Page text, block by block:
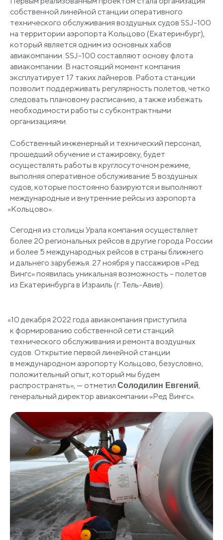
собственной линейной станции оперативного
технического обслуживания воздушных судов SSJ-100
на территории аэропорта Кольцово (Екатеринбург),
который является одним из основных хабов
авиакомпании. SSJ-100 составляют основу флота
авиакомпании. В настоящий момент компания
эксплуатирует 17 таких лайнеров. Работа станции
позволит поддерживать регулярность полетов, четко
следовать плановому расписанию, а также избежать
необходимости работы с субконтрактными
организациями.
Собственный инженерный и технический персонал,
прошедший обучение и стажировку, будет
осуществлять работы в круглосуточном режиме,
выполняя оперативное обслуживание 5 воздушных
судов, которые постоянно базируются и выполняют
международные и внутренние рейсы из аэропорта
«Кольцово».
Сегодня из столицы Урала компания осуществляет
более 20 региональных рейсов в другие города России
и более 5 международных рейсов в страны ближнего
и дальнего зарубежья. 27 ноября у пассажиров «Ред
Вингс» появилась уникальная возможность – полетов
из Екатеринбурга в Израиль (г. Тель-Авив).
«10декабря 2022 года авиакомпания приступила
к формированию собственной сети станций
технического обслуживания и ремонта воздушных
судов. Открытие первой линейной станции
в международном аэропорту Кольцово, безусловно,
положительный опыт, который мы будем
распространять», — отметил Солодилин Евгений,
генеральный директор авиакомпании «Ред Вингс».